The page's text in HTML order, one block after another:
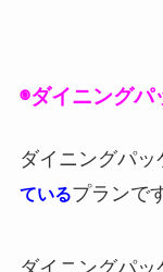
◉ダイニングパ
ダイニングパ
ているプランで
ダイニングパ